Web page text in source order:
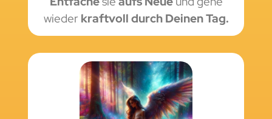
wieder kraftvoll durch Deinen Tag.